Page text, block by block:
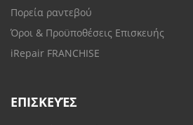
Πορεία ραντεβού
Όροι & Προϋποθέσεις Επισκευής
iRepair FRANCHISE
ΕΠΙΣΚΕΥΈΣ